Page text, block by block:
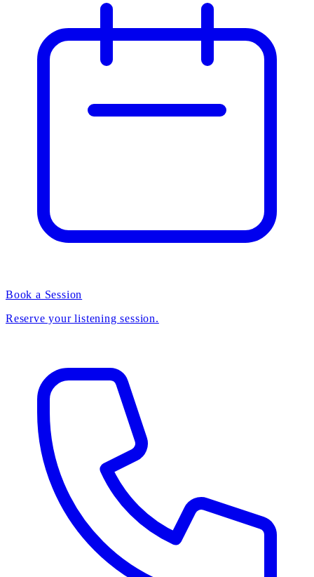
Book a Session
Reserve your listening session.